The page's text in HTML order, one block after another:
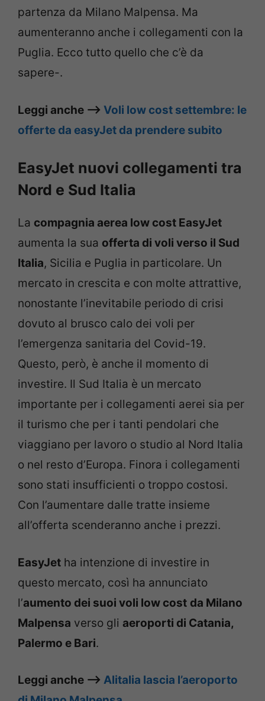
partenza da Milano Malpensa. Ma
aumenteranno anche i collegamenti con la
Puglia. Ecco tutto quello che c’è da
sapere-.
Leggi anche –> Voli low cost settembre: le
offerte da easyJet da prendere subito
EasyJet nuovi collegamenti tra
Nord e Sud Italia
La compagnia aerea low cost EasyJet
aumenta la sua offerta di voli verso il Sud
Italia, Sicilia e Puglia in particolare. Un
mercato in crescita e con molte attrattive,
nonostante l’inevitabile periodo di crisi
dovuto al brusco calo dei voli per
l’emergenza sanitaria del Covid-19.
Questo, però, è anche il momento di
investire. Il Sud Italia è un mercato
importante per i collegamenti aerei sia per
il turismo che per i tanti pendolari che
viaggiano per lavoro o studio al Nord Italia
o nel resto d’Europa. Finora i collegamenti
sono stati insufficienti o troppo costosi.
Con l’aumentare dalle tratte insieme
all’offerta scenderanno anche i prezzi.
EasyJet ha intenzione di investire in
questo mercato, così ha annunciato
l’aumento dei suoi voli low cost da Milano
Malpensa verso gli aeroporti di Catania,
Palermo e Bari.
Leggi anche –> Alitalia lascia l’aeroporto